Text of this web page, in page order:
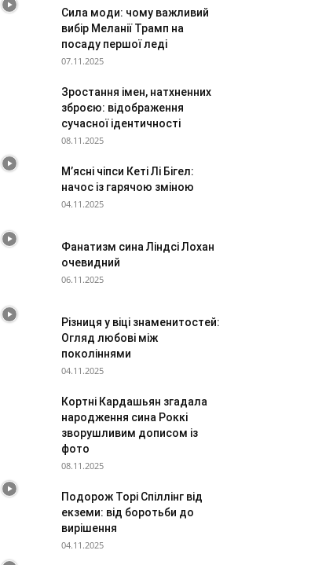
Сила моди: чому важливий
вибір Меланії Трамп на
посаду першої леді
07.11.2025
Зростання імен, натхненних
зброєю: відображення
сучасної ідентичності
08.11.2025
М’ясні чіпси Кеті Лі Бігел:
начос із гарячою зміною
04.11.2025
Фанатизм сина Ліндсі Лохан
очевидний
06.11.2025
Різниця у віці знаменитостей:
Огляд любові між
поколіннями
04.11.2025
Кортні Кардашьян згадала
народження сина Роккі
зворушливим дописом із
фото
08.11.2025
Подорож Торі Спіллінг від
екземи: від боротьби до
вирішення
04.11.2025